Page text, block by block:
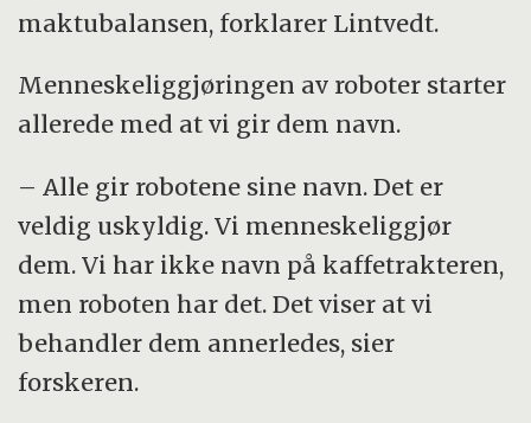
maktubalansen, forklarer Lintvedt.
Menneskeliggjøringen av roboter starter
allerede med at vi gir dem navn.
– Alle gir robotene sine navn. Det er
veldig uskyldig. Vi menneskeliggjør
dem. Vi har ikke navn på kaffetrakteren,
men roboten har det. Det viser at vi
behandler dem annerledes, sier
forskeren.